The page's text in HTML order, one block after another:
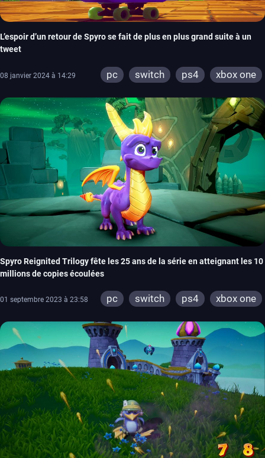
L’espoir d’un retour de Spyro se fait de plus en plus grand suite à un
tweet
08 janvier 2024 à 14:29 pc switch ps4 xbox one
Spyro Reignited Trilogy fête les 25 ans de la série en atteignant les 10
millions de copies écoulées
01 septembre 2023 à 23:58 pc switch ps4 xbox one